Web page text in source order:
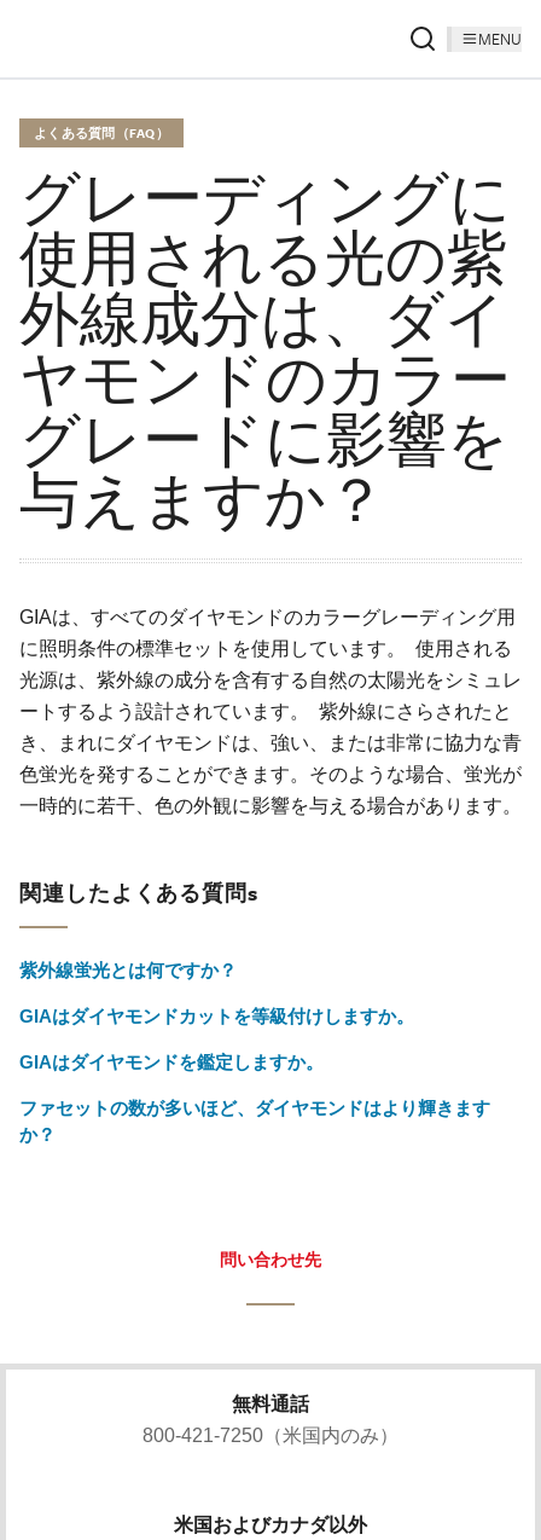
MENU
よくある質問（FAQ）
グレーディングに
使用される光の紫
外線成分は、ダイ
ヤモンドのカラー
グレードに影響を
与えますか？
GIAは、すべてのダイヤモンドのカラーグレーディング用
に照明条件の標準セットを使用しています。 使用される
光源は、紫外線の成分を含有する自然の太陽光をシミュレ
ートするよう設計されています。 紫外線にさらされたと
き、まれにダイヤモンドは、強い、または非常に協力な青
色蛍光を発することができます。そのような場合、蛍光が
一時的に若干、色の外観に影響を与える場合があります。
関連したよくある質問s
紫外線蛍光とは何ですか？
GIAはダイヤモンドカットを等級付けしますか。
GIAはダイヤモンドを鑑定しますか。
ファセットの数が多いほど、ダイヤモンドはより輝きます
か？
問い合わせ先
無料通話
800-421-7250（米国内のみ）
米国およびカナダ以外